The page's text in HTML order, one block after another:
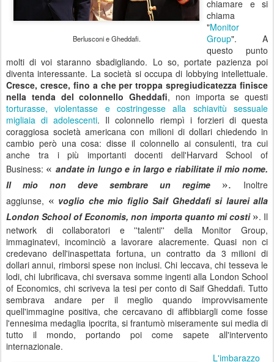
Berlusconi e Gheddafi.
chiamare e si
chiama
"Monitor
Group". A
questo punto
molti di voi staranno sbadigliando. Lo so, portate pazienza poi
diventa interessante. La società si occupa di lobbying intellettuale.
Cresce, cresce, fino a che per troppa spregiudicatezza finisce
nella tenda del colonnello Gheddafi, non importa se questi
torturasse, violentasse e costringesse alla schiavitù sessuale
migliaia di adolescenti. Il colonnello riempì i forzieri di questa
coraggiosa società americana con milioni di dollari chiedendo in
cambio però una cosa: disse il colonnello ai consulenti, tra cui
anche tra i più importanti docenti dell'Harvard School of
Business: « andate in lungo e in largo e riabilitate il mio nome.
Il mio non deve sembrare un regime
». Inoltre
aggiunse, « voglio che mio figlio Saif Gheddafi si laurei alla
London School of Economis, non importa quanto mi costi ». Il
network di collaboratori e ''talenti'' della Monitor Group,
immaginatevi, incominciò a lavorare alacremente. Quasi non ci
credevano dell'inaspettata fortuna, un contratto da 3 milioni di
dollari annui, rimborsi spese non inclusi. Chi leccava, chi tesseva le
lodi, chi lubrificava, chi sversava somme ingenti alla London School
of Economics, chi scriveva la tesi per conto di Saif Gheddafi. Tutto
sembrava andare per il meglio quando improvvisamente
quell'immagine positiva, che cercavano di affibbiargli come fosse
l'ennesima medaglia ipocrita, si frantumò miseramente sui media di
tutto il mondo, portando poi come sapete all'intervento
internazionale.
L'imbarazzo